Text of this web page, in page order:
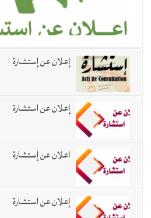
إعلان عن إستشارة
إعلان عن استشارة
اعلان عن إستشارة
إعلان عن استشارة